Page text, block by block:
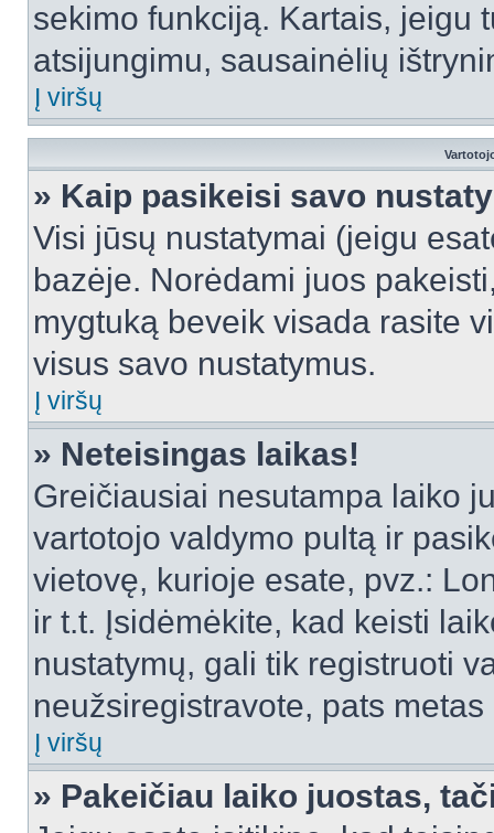
sekimo funkciją. Kartais, jeigu
atsijungimu, sausainėlių
Į viršų
» Kaip pasikeisi savo
Visi jūsų nustatymai (jeigu
bazėje. Norėdami juos
mygtuką beveik visada rasite
visus savo nustatymus.
Į viršų
» Neteisingas laikas!
Greičiausiai nesutampa laiko
vartotojo valdymo pultą ir
vietovę, kurioje esate, pvz.:
ir t.t. Įsidėmėkite, kad keisti
nustatymų, gali tik registruoti
neužsiregistravote, pats
Į viršų
» Pakeičiau laiko juostas,